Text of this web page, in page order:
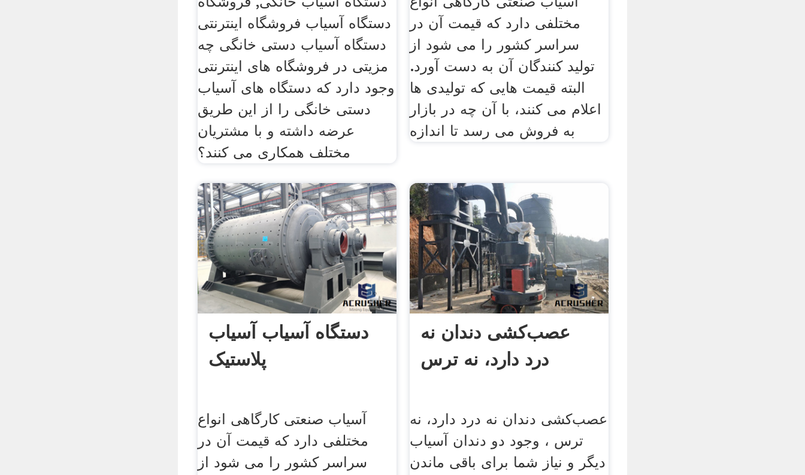
دستگاه آسیاب فروشگاه اینترنتی
دستگاه آسیاب دستی خانگی چه
مزیتی در فروشگاه های اینترنتی
وجود دارد که دستگاه های آسیاب
دستی خانگی را از این طریق
عرضه داشته و با مشتریان
مختلف همکاری می کنند؟
مختلفی دارد که قیمت آن در
سراسر کشور را می شود از
تولید کنندگان آن به دست آورد.
البته قیمت هایی که تولیدی ها
اعلام می کنند، با آن چه در بازار
به فروش می رسد تا اندازه
دستگاه آسیاب آسیاب
پلاستیک
آسیاب صنعتی کارگاهی انواع
مختلفی دارد که قیمت آن در
سراسر کشور را می شود از
عصب‌کشی دندان نه
درد دارد، نه ترس
عصب‌کشی دندان نه درد دارد، نه
ترس ، وجود دو دندان آسیاب
دیگر و نیاز شما برای باقی ماندن